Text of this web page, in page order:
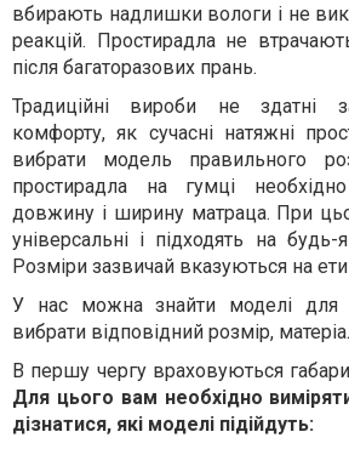
вбирають надлишки вологи і не
реакцій. Простирадла не
після багаторазових прань.
Традиційні вироби не здатні
комфорту, як сучасні натяжні
вибрати модель правильного
простирадла на гумці
довжину і ширину матраца. При
універсальні і підходять на
Розміри зазвичай вказуються на
У нас можна знайти моделі для
вибрати відповідний розмір,
В першу чергу враховуються
Для цього вам необхідно
дізнатися, які моделі підійдуть: